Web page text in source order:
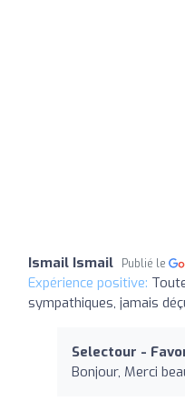
Ismail Ismail Publié le
Expérience positive:
sympathiques, jamais
Selectour -
Bonjour, Merci